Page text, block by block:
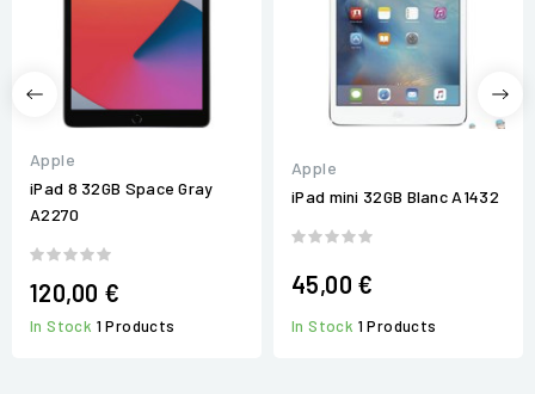
Apple
iPad 8 32GB Space Gray
A2270
120,00 €
In Stock 1 Products
Apple
iPad mini 32GB Blanc A1432
45,00 €
In Stock 1 Products